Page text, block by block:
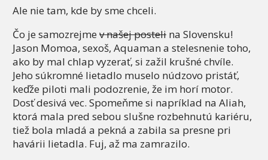
Ale nie tam, kde by sme chceli.
Čo je samozrejme v našej posteli na Slovensku!
Jason Momoa, sexoš, Aquaman a stelesnenie toho,
ako by mal chlap vyzerať, si zažil krušné chvíle.
Jeho súkromné lietadlo muselo núdzovo pristáť,
keďže piloti mali podozrenie, že im horí motor.
Dosť desivá vec. Spomeňme si napríklad na Aliah,
ktorá mala pred sebou slušne rozbehnutú kariéru,
tiež bola mladá a pekná a zabila sa presne pri
havárii lietadla. Fuj, až ma zamrazilo.